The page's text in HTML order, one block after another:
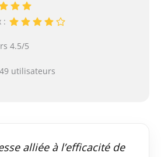
:
4.5/5
utilisateurs
alliée à l’efficacité de